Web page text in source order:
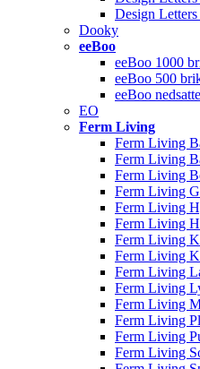
Design
Dooky
eeBoo
eeBoo 1000
eeBoo 500
eeBoo
EO
Ferm Living
Ferm Living
Ferm Living
Ferm Living
Ferm Living
Ferm Living
Ferm Living
Ferm Living
Ferm Living
Ferm Living
Ferm Living
Ferm Living
Ferm Living
Ferm Living
Ferm Living